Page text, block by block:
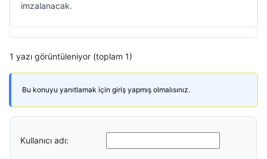
imzalanacak.
1 yazı görüntüleniyor (toplam 1)
Bu konuyu yanıtlamak için giriş yapmış olmalısınız.
Kullanıcı adı: